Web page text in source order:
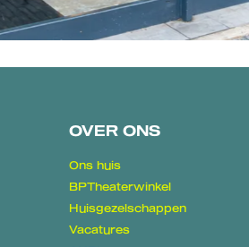
OVER ONS
Ons huis
BPTheaterwinkel
Huisgezelschappen
Vacatures